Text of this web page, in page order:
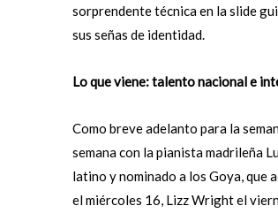
sorprendente técnica en la slide
sus señas de identidad.
Lo que viene: talento nacional e
Como breve adelanto para la
semana con la pianista madrileña
latino y nominado a los Goya, que
el miércoles 16, Lizz Wright el